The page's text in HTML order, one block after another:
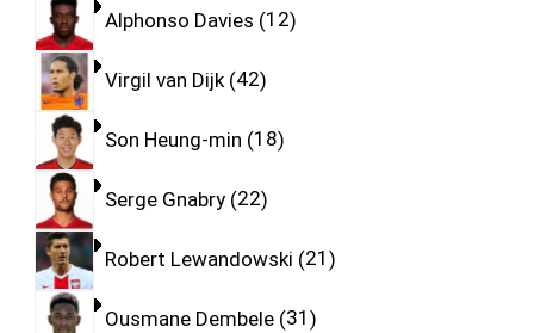
Alphonso Davies 12
Virgil van Dijk 42
Son Heung-min 18
Serge Gnabry 22
Robert Lewandowski 21
Ousmane Dembele 31